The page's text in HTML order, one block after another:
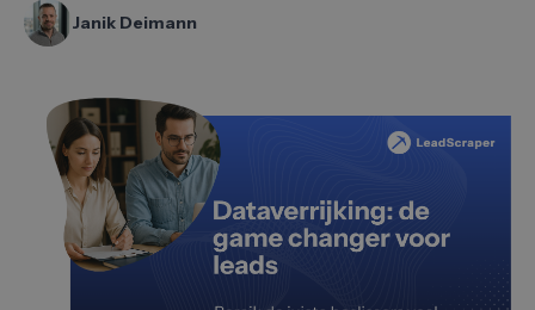
Janik Deimann